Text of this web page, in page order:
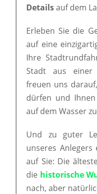
Detailsauf dem
Erleben Sie die
auf eine
Ihre
Stadt aus einer
freuen uns
dürfen und
auf dem Wasser
Und zu guter
unseres Anlegers
auf Sie: Die
die historische
nach, aber